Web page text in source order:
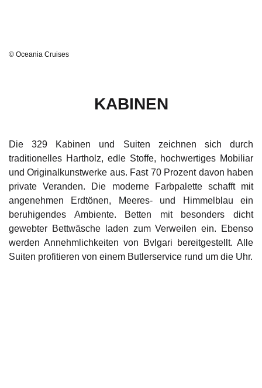
© Oceania Cruises
KABINEN
Die 329 Kabinen und Suiten zeichnen sich durch
traditionelles Hartholz, edle Stoffe, hochwertiges Mobiliar
und Originalkunstwerke aus. Fast 70 Prozent davon haben
private Veranden. Die moderne Farbpalette schafft mit
angenehmen Erdtönen, Meeres- und Himmelblau ein
beruhigendes Ambiente. Betten mit besonders dicht
gewebter Bettwäsche laden zum Verweilen ein. Ebenso
werden Annehmlichkeiten von Bvlgari bereitgestellt. Alle
Suiten profitieren von einem Butlerservice rund um die Uhr.